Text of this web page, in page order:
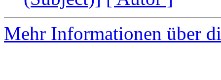
Mehr Informationen über